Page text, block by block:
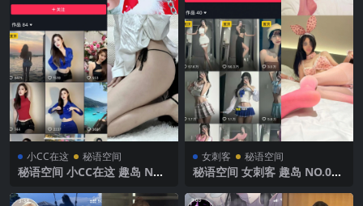
小CC在这 秘语空间
秘语空间 小CC在这 趣岛 NO.
完整版
女刺客 秘语空间
秘语空间 女刺客 趣岛 NO.033